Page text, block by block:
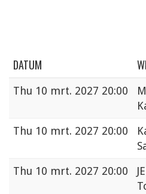
DATUM
Thu 10 mrt. 2027 20:00
Thu 10 mrt. 2027 20:00
Thu 10 mrt. 2027 20:00